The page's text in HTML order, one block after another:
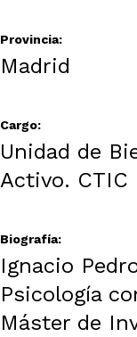
Provincia:
Madrid
Cargo:
Unidad de
Activo. CTIC
Biografía:
Ignacio
Psicología
Máster de